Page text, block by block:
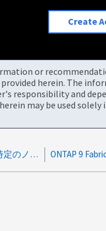
Create
or
herein. The
responsibility and
may be used
ネットワークケーブルの再設定後、ONTAP の特定のノードで NTP ステータスが拒否される